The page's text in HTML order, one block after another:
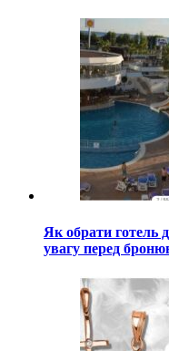
Як обрати готель
увагу перед